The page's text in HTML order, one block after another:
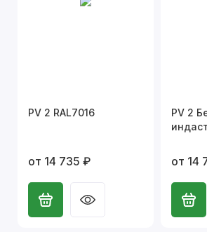
PV 2 RAL7016
от 14 735 ₽
PV 2
от 14